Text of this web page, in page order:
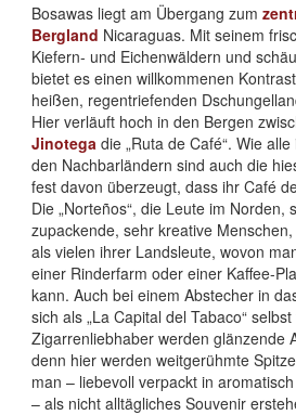
Bosawas liegt am Übergang zum
Bergland Nicaraguas. Mit seinem
Kiefern- und Eichenwäldern und
bietet es einen willkommenen
heißen, regentriefenden
Hier verläuft hoch in den Bergen
Jinotega die „Ruta de Café“. Wie
den Nachbarländern sind auch die
fest davon überzeugt, dass ihr Café
Die „Norteños“, die Leute im Norden,
zupackende, sehr kreative
als vielen ihrer Landsleute, wovon
einer Rinderfarm oder einer Kaffee-
kann. Auch bei einem Abstecher in
sich als „La Capital del Tabaco“
Zigarrenliebhaber werden glänzende
denn hier werden weitgerühmte
man – liebevoll verpackt in
– als nicht alltägliches Souvenir